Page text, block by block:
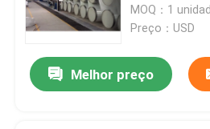
MOQ：1
Preço：USD
Melhor preço